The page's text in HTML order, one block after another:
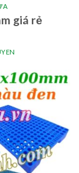
giá rẻ